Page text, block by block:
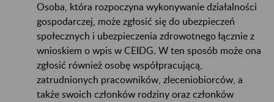
Osoba, która rozpoczyna wykonywanie działalności
gospodarczej, może zgłosić się do ubezpieczeń
społecznych i ubezpieczenia zdrowotnego łącznie z
wnioskiem o wpis w CEIDG. W ten sposób może ona
zgłosić również osobę współpracującą,
zatrudnionych pracowników, zleceniobiorców, a
także swoich członków rodziny oraz członków